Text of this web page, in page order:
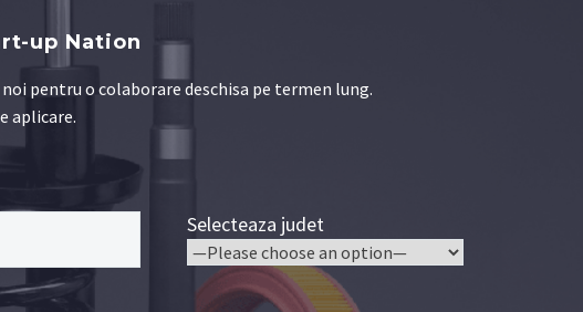
up Nation
pentru o colaborare deschisa pe termen lung.
aplicare.
Selecteaza judet